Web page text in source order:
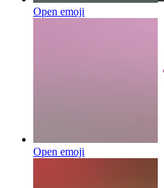
Open emoji
Open emoji